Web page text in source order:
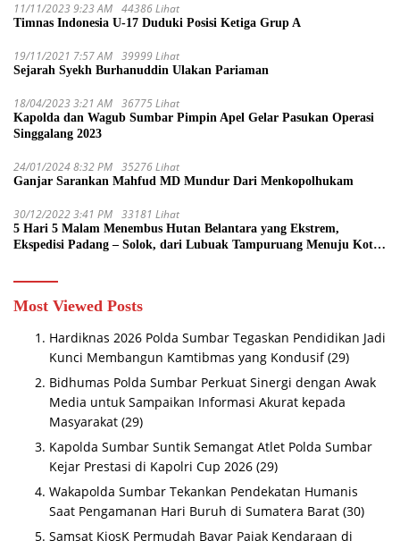
11/11/2023 9:23 AM 44386 Lihat
Timnas Indonesia U-17 Duduki Posisi Ketiga Grup A
19/11/2021 7:57 AM 39999 Lihat
Sejarah Syekh Burhanuddin Ulakan Pariaman
18/04/2023 3:21 AM 36775 Lihat
Kapolda dan Wagub Sumbar Pimpin Apel Gelar Pasukan Operasi
Singgalang 2023
24/01/2024 8:32 PM 35276 Lihat
Ganjar Sarankan Mahfud MD Mundur Dari Menkopolhukam
30/12/2022 3:41 PM 33181 Lihat
5 Hari 5 Malam Menembus Hutan Belantara yang Ekstrem,
Ekspedisi Padang – Solok, dari Lubuak Tampuruang Menuju Koto
Most Viewed Posts
Hardiknas 2026 Polda Sumbar Tegaskan Pendidikan Jadi
Kunci Membangun Kamtibmas yang Kondusif (29)
Bidhumas Polda Sumbar Perkuat Sinergi dengan Awak
Media untuk Sampaikan Informasi Akurat kepada
Masyarakat (29)
Kapolda Sumbar Suntik Semangat Atlet Polda Sumbar
Kejar Prestasi di Kapolri Cup 2026 (29)
Wakapolda Sumbar Tekankan Pendekatan Humanis
Saat Pengamanan Hari Buruh di Sumatera Barat (30)
Samsat KiosK Permudah Bayar Pajak Kendaraan di